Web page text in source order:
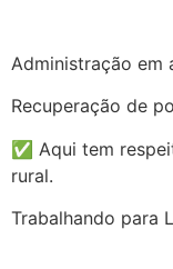
Administração em
Recuperação de
✅ Aqui tem
rural.
Trabalhando para